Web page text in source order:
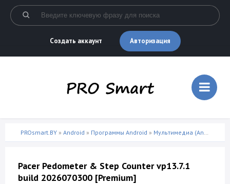
Создать аккаунт Авторизация
PROsmart.BY » Android » Программы Android » Мультимедиа (Android)
Pacer Pedometer & Step Counter vp13.7.1
build 2026070300 [Premium]